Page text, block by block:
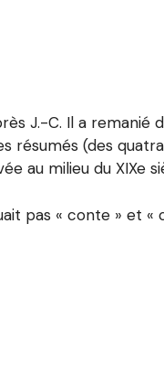
J.-C. Il a remanié
(des
au milieu du XIXe
pas « conte » et «